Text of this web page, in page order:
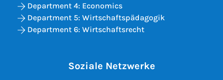
Department 4: Economics
Department 5: Wirtschaftspädagogik
Department 6: Wirtschaftsrecht
Soziale Netzwerke